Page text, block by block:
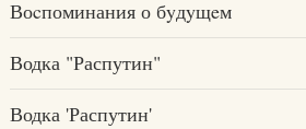
Воcпоминания о бyдyщeм
Водка "Распутин"
Водка 'Распутин'